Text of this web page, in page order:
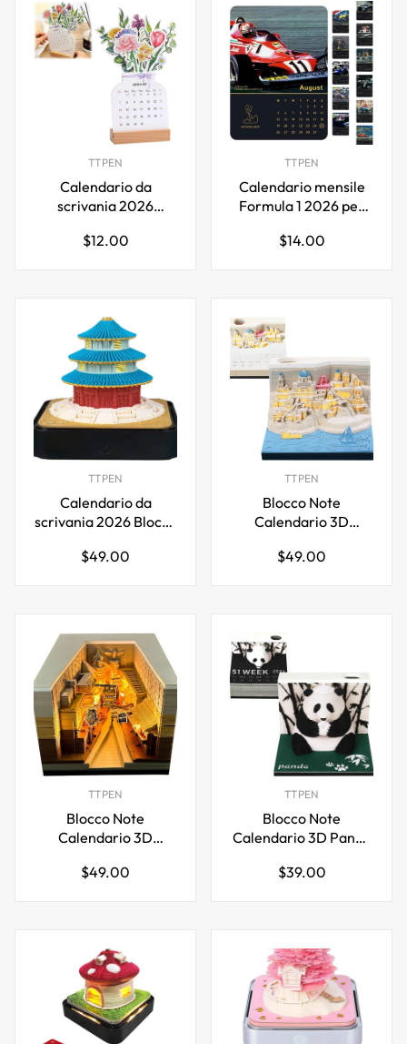
TTPEN
Calendario da
scrivania 2026
Pianificatore mensile
Prezzo
$12.00
TTPEN
Calendario mensile
Formula 1 2026 per
Prezzo
$14.00
TTPEN
Calendario da
scrivania 2026 Blocco
Tempio del Cielo
Prezzo
$49.00
TTPEN
Blocco Note
Calendario 3D
Orologio e Luci LED
Prezzo
$49.00
TTPEN
Blocco Note
Calendario 3D
con Luci LED
Prezzo
$49.00
TTPEN
Blocco Note
Calendario 3D Panda
Prezzo
$39.00